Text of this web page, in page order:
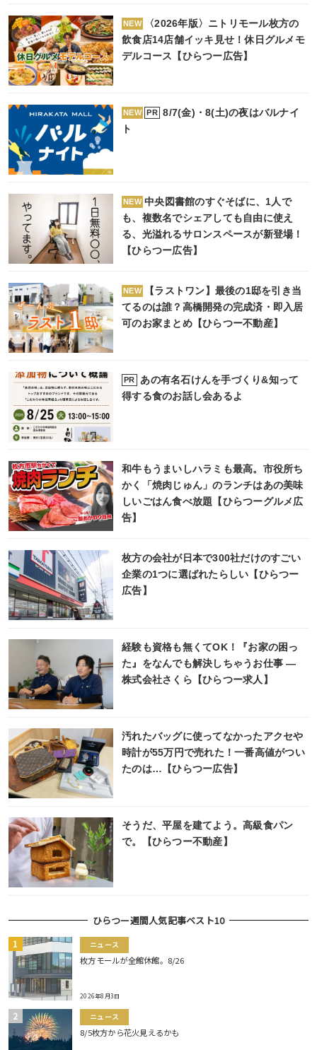
NEW
〈2026年版〉ニトリモール枚方の
飲食店14店舗イッキ見せ！休日グルメモ
デルコース【ひらつー広告】
NEW PR
8/7(金)・8(土)の夜はバルナイ
ト
NEW 中央図書館のすぐそばに、1人で
も、複数名でシェアしても自由に使え
る、光溢れるサロンスペースが新登場！
【ひらつー広告】
NEW
【ラストワン】最後の1邸を引き当
てるのは誰？高橋開発の完成済・即入居
可のお家まとめ【ひらつー不動産】
PR
あの有名石けんを手づくり&知って
得する食のお話し会あるよ
和牛もうまいしハラミも最高。市役所ち
かく「焼肉じゅん」のランチはあの美味
しいごはん食べ放題【ひらつーグルメ広
告】
枚方の会社が日本で300社だけのすごい
企業の1つに選ばれたらしい【ひらつー
広告】
経験も資格も無くてOK！『お家の困っ
た』をなんでも解決しちゃうお仕事 ―
株式会社さくら【ひらつー求人】
汚れたバッグに使ってなかったアクセや
時計が55万円で売れた！一番高値がつい
たのは…【ひらつー広告】
そうだ、平屋を建てよう。高級食パン
で。【ひらつー不動産】
ひらつー週間人気記事ベスト10
ニュース
枚方モールが全館休館。8/26
2026年8月3日
ニュース
8/5枚方から花火見えるかも